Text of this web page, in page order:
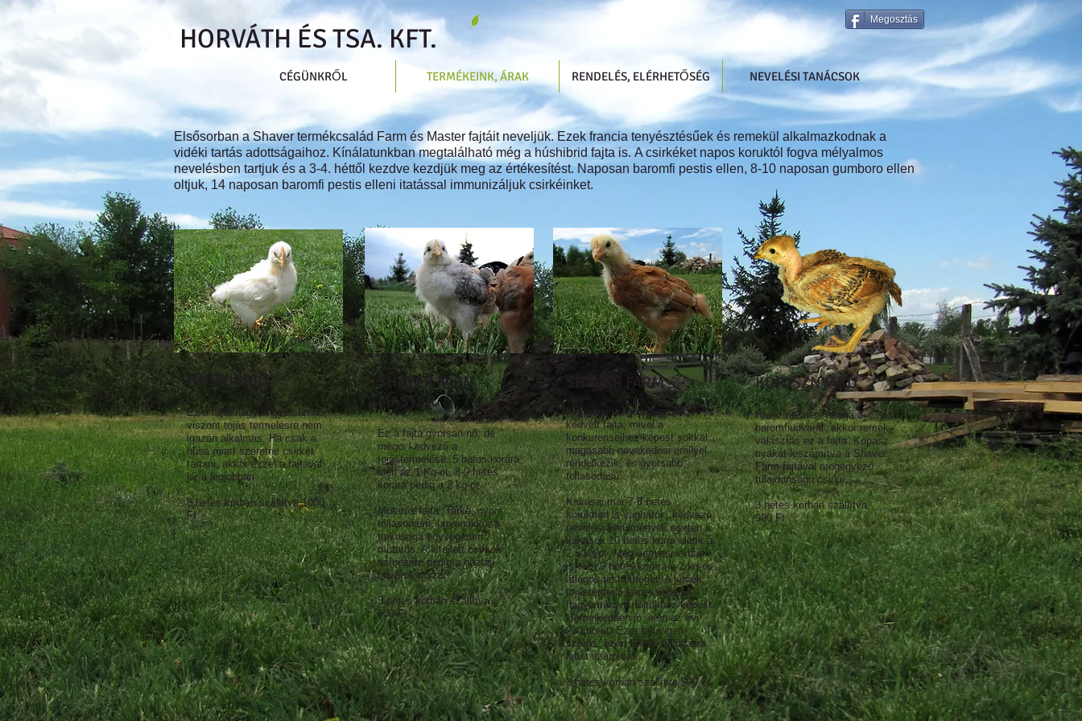
HORVÁTH ÉS TSA. KFT.
Megosztás
CÉGÜNKRŐL TERMÉKEINK, ÁRAK RENDELÉS, ELÉRHETŐSÉG NEVELÉSI TANÁCSOK
Elsősorban a Shaver termékcsalád Farm és Master fajtáit neveljük. Ezek francia tenyésztésűek és remekül alkalmazkodnak a
vidéki tartás adottságaihoz. Kínálatunkban megtalálható még a húshibrid fajta is. A csirkéket napos koruktól fogva mélyalmos
nevelésben tartjuk és a 3-4. héttől kezdve kezdjük meg az értékesítést. Naposan baromfi pestis ellen, 8-10 naposan gumboro ellen
oltjuk, 14 naposan baromfi pestis elleni itatással immunizáljuk csirkéinket.
HÚSHIBRID
Ez a fajta nagyon gyorsan nő,
viszont tojás termelésre nem
igazán alkalmas. Ha csak a
húsa miatt szeretne csirkét
tartani, akkor ezzel a fajtával
jár a legjobban.
3 hetes korban szállítva 1000
Ft
SHAVER FARM
MASTER
Ez a fajta gyorsan nő, de
mégis kedvező a
tojástermelése. 5 hetes korára
eléri az 1 Kg-ot, 8-9 hetes
korára pedig a 2 kg-ot.
Mutatós fajta. Tarka, gyors
tollasodású, ugyanakkor a
tarkasága egységesen
mutatós. A kifejlett csirkék
színezete pedig a háztáji
udvarok dísze.
3 hetes korban szállítva
900 Ft
SHAVER FARM
Magyarországon nagyon
kedvelt fajta, mivel a
konkurenseihez képest sokkal
magasabb növekedési eréllyel
rendelkezik, és gyorsabb
tollasodású.
Kakasai már 7-8 hetes
korukban is vághatók, kedvező
nevelési körülmények esetén a
kakasok 10 hetes korra elérik a
2.5 kg-ot. Még vegyesivarban
is eléri 9 hetes korára a 2 kg-os
átlagos testtömeget. A jércék
tojástermelő képessége a
hagyományos fajtákhoz képest
kiemelkedően jó, eléri az évi
230 db-ot. Ez a fajta igen
szívós, ezért kevés elhullásra
lehet számítani.
​3 hetes korban szállítva 900 Ft
KOPASZNYAKÚ
Ha színesíteni akarja a
baromfiudvarát, akkor remek
választás ez a fajta. Kopasz
nyakát leszámítva a Shaver
Farm fajtával megegyező
tulajdonságú csirke.
3 hetes korban szállítva
900 Ft